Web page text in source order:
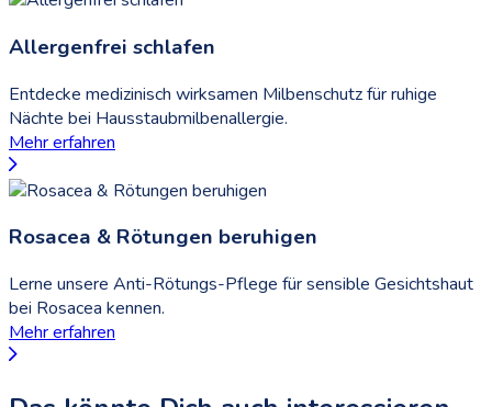
Allergenfrei schlafen
Entdecke medizinisch wirksamen Milbenschutz für ruhige
Nächte bei Hausstaubmilbenallergie.
Mehr erfahren
Rosacea & Rötungen beruhigen
Lerne unsere Anti-Rötungs-Pflege für sensible Gesichtshaut
bei Rosacea kennen.
Mehr erfahren